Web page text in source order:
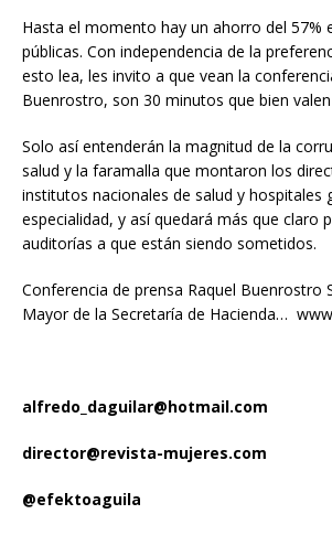
Hasta el momento hay un ahorro del 57%
públicas. Con independencia de la
esto lea, les invito a que vean la
Buenrostro, son 30 minutos que bien
Solo así entenderán la magnitud de la
salud y la faramalla que montaron los
institutos nacionales de salud y hospitales
especialidad, y así quedará más que claro
auditorías a que están siendo sometidos.
Conferencia de prensa Raquel Buenrostro
Mayor de la Secretaría de Hacienda…
alfredo_daguilar@hotmail.com
director@revista-mujeres.com
@efektoaguila